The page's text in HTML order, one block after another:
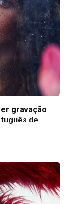
gravação
de